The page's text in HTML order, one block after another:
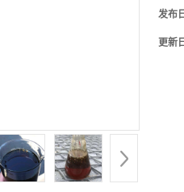
发布
更新